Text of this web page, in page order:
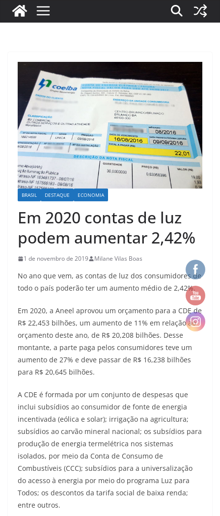
BRASIL DESTAQUE ECONOMIA
Em 2020 contas de luz
podem aumentar 2,42%
1 de novembro de 2019 Milane Vilas Boas
No ano que vem, as contas de luz dos consumidores de
todo o país poderão ter um aumento médio de 2,42%.
Em 2020, a Aneel aprovou um orçamento para a CDE de
R$ 22,453 bilhões, um aumento de 11% em relação ao
orçamento deste ano, de R$ 20,208 bilhões. Desse
montante, a parte paga pelos consumidores teve um
aumento de 27% e deve passar de R$ 16,238 bilhões
para R$ 20,645 bilhões.
A CDE é formada por um conjunto de despesas que
inclui subsídios ao consumidor de fonte de energia
incentivada (eólica e solar); irrigação na agricultura;
subsídios ao carvão mineral nacional; os subsídios para
produção de energia termelétrica nos sistemas
isolados, por meio da Conta de Consumo de
Combustíveis (CCC); subsídios para a universalização
do acesso à energia por meio do programa Luz para
Todos; os descontos da tarifa social de baixa renda;
entre outros.